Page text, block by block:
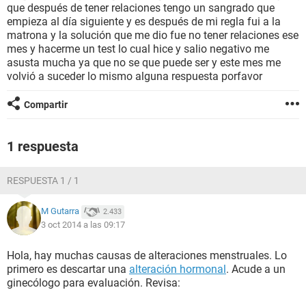
SEXUALIDAD
GLOSARIO
que después de tener relaciones tengo un sangrado que
empieza al día siguiente y es después de mi regla fui a la
matrona y la solución que me dio fue no tener relaciones ese
mes y hacerme un test lo cual hice y salio negativo me
asusta mucha ya que no se que puede ser y este mes me
volvió a suceder lo mismo alguna respuesta porfavor
Compartir
1 respuesta
RESPUESTA 1 / 1
M Gutarra 2.433
3 oct 2014 a las 09:17
Hola, hay muchas causas de alteraciones menstruales. Lo
primero es descartar una alteración hormonal. Acude a un
ginecólogo para evaluación. Revisa: